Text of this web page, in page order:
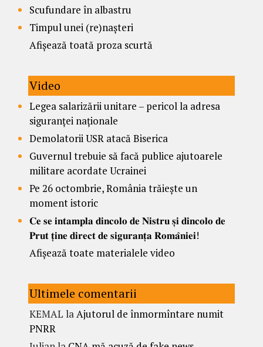
Scufundare în albastru
Timpul unei (re)nașteri
Afișează toată proza scurtă
Video
Legea salarizării unitare – pericol la adresa
siguranței naționale
Demolatorii USR atacă Biserica
Guvernul trebuie să facă publice ajutoarele
militare acordate Ucrainei
Pe 26 octombrie, România trăiește un
moment istoric
𝐂𝐞 𝐬𝐞 𝐢𝐧𝐭𝐚𝐦𝐩𝐥𝐚 𝐝𝐢𝐧𝐜𝐨𝐥𝐨 𝐝𝐞 𝐍𝐢𝐬𝐭𝐫𝐮 𝐬̦𝐢 𝐝𝐢𝐧𝐜𝐨𝐥𝐨 𝐝𝐞
𝐏𝐫𝐮𝐭 𝐭̦𝐢𝐧𝐞 𝐝𝐢𝐫𝐞𝐜𝐭 𝐝𝐞 𝐬𝐢𝐠𝐮𝐫𝐚𝐧𝐭̦𝐚 𝐑𝐨𝐦𝐚̂𝐧𝐢𝐞𝐢!
Afișează toate materialele video
Ultimele comentarii
KEMAL laAjutorul de înmormîntare numit
PNRR